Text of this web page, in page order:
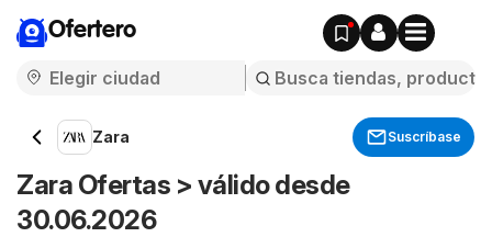
Ofertero
Zara Suscríbase
Zara Ofertas > válido desde
30.06.2026